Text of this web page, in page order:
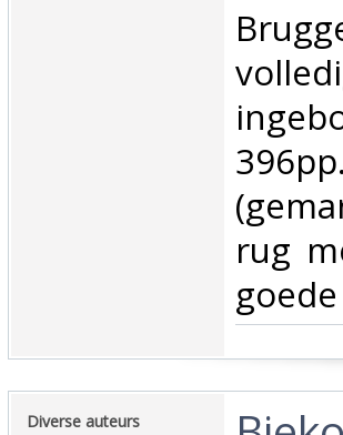
rug
‎Diverse auteurs